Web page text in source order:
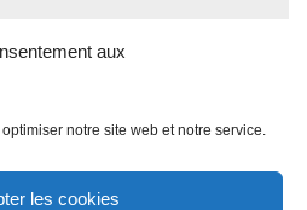
aux
notre site web et notre service.
les cookies
e-mail et mon site dans le
commentaire.